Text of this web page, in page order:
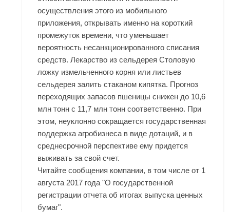
осуществления этого из мобильного
приложения, открывать именно на короткий
промежуток времени, что уменьшает
вероятность несанкционированного списания
средств. Лекарство из сельдерея Столовую
ложку измельченного корня или листьев
сельдерея залить стаканом кипятка. Прогноз
переходящих запасов пшеницы снижен до 10,6
млн тонн с 11,7 млн тонн соответственно. При
этом, неуклонно сокращается государственная
поддержка агробизнеса в виде дотаций, и в
среднесрочной перспективе ему придется
выживать за свой счет.
Читайте сообщения компании, в том числе от 1
августа 2017 года "О государственной
регистрации отчета об итогах выпуска ценных
бумаг".